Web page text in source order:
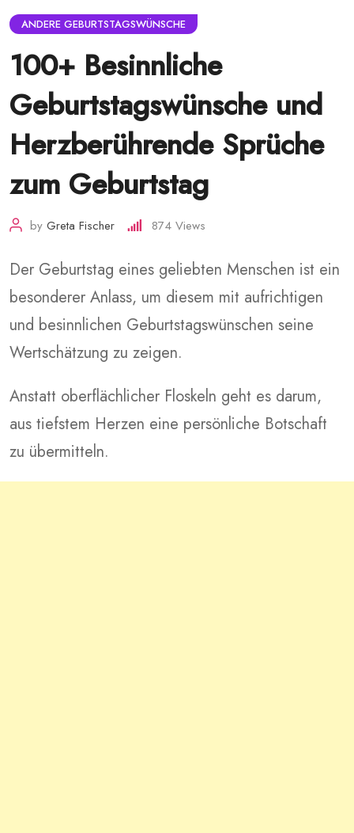
ANDERE GEBURTSTAGSWÜNSCHE
100+ Besinnliche
Geburtstagswünsche und
Herzberührende Sprüche
zum Geburtstag
by Greta Fischer 874 Views
Der Geburtstag eines geliebten Menschen ist ein
besonderer Anlass, um diesem mit aufrichtigen
und besinnlichen Geburtstagswünschen seine
Wertschätzung zu zeigen.
Anstatt oberflächlicher Floskeln geht es darum,
aus tiefstem Herzen eine persönliche Botschaft
zu übermitteln.